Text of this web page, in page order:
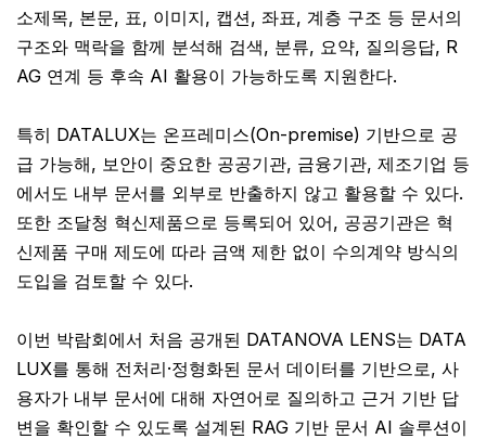
소제목, 본문, 표, 이미지, 캡션, 좌표, 계층 구조 등 문서의
구조와 맥락을 함께 분석해 검색, 분류, 요약, 질의응답, R
AG 연계 등 후속 AI 활용이 가능하도록 지원한다.
특히 DATALUX는 온프레미스(On-premise) 기반으로 공
급 가능해, 보안이 중요한 공공기관, 금융기관, 제조기업 등
에서도 내부 문서를 외부로 반출하지 않고 활용할 수 있다.
또한 조달청 혁신제품으로 등록되어 있어, 공공기관은 혁
신제품 구매 제도에 따라 금액 제한 없이 수의계약 방식의
도입을 검토할 수 있다.
이번 박람회에서 처음 공개된 DATANOVA LENS는 DATA
LUX를 통해 전처리·정형화된 문서 데이터를 기반으로, 사
용자가 내부 문서에 대해 자연어로 질의하고 근거 기반 답
변을 확인할 수 있도록 설계된 RAG 기반 문서 AI 솔루션이